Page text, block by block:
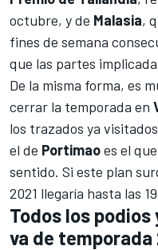
octubre, y de Malasia,
fines de semana
que las partes
De la misma forma, es
cerrar la temporada en
los trazados ya
el de Portimaoes el
sentido. Si este plan
2021 llegaría hasta las
Todos los podios
va de temporada